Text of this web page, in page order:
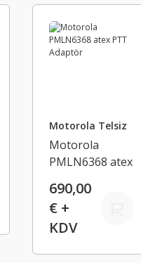
Motorola Telsiz
Motorola
PMLN6368 atex
690,00
€ +
KDV